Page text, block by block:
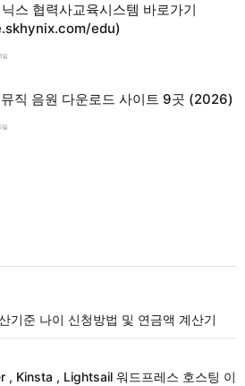
스 협력사교육시스템 바로가기
edu)
일
직 음원 다운로드 사이트 9곳 (2026)
일
기준 나이 신청방법 및 연금액 계산기
, Kinsta , Lightsail 워드프레스 호스팅 이